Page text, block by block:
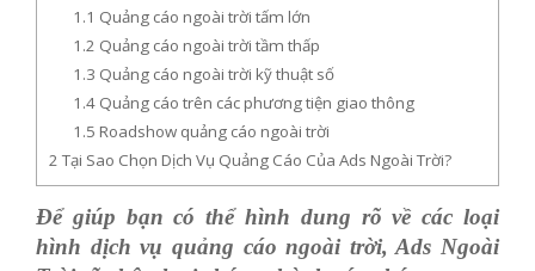
1.1 Quảng cáo ngoài trời tấm lớn
1.2 Quảng cáo ngoài trời tầm thấp
1.3 Quảng cáo ngoài trời kỹ thuật số
1.4Quảng cáo trên các phương tiện giao thông
1.5 Roadshow quảng cáo ngoài trời
2 Tại Sao Chọn Dịch Vụ Quảng Cáo Của Ads Ngoài Trời?
Để giúp bạn có thể hình dung rõ về các loại
hình dịch vụ quảng cáo ngoài trời, Ads Ngoài